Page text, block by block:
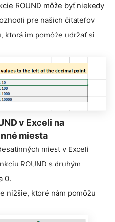
ROUND môže byť niekedy
pre našich čitateľov
ktorá im pomôže udržať si
v Exceli na
miesta
miest v Exceli
ROUND s druhým
0.
nižšie, ktoré nám pomôžu